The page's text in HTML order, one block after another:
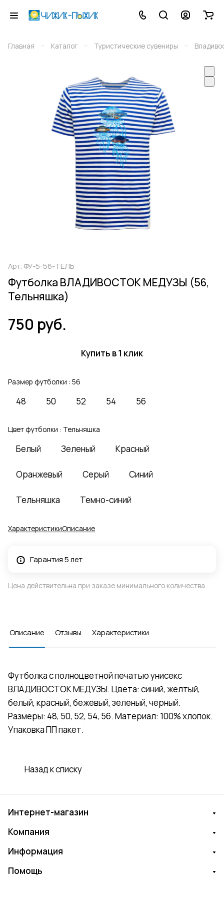
Главная – Каталог – Туристические сувениры –
Арт. ФУ-5-56-ТЕЛЬ
Футболка ВЛАДИВОСТОК МЕДУЗЫ (56,
Тельняшка)
750 руб.
Купить в 1 клик
Размер футболки : 56
48 50 52 54 56
Цвет футболки : Тельняшка
Белый Зеленый Красный
Оранжевый Серый Синий
Тельняшка Темно-синий
ХарактеристикиОписание
Гарантия 5 лет
Цена действительна при заказе минимального количества
Описание Отзывы Характеристики
Футболка с полноцветной печатью унисекс
ВЛАДИВОСТОК МЕДУЗЫ. Цвета: синий, желтый,
белый, красный, бежевый, зеленый, черный.
Размеры: 48, 50, 52, 54, 56. Материал: 100% хлопок.
Упаковка ПП пакет.
Назад к списку
Интернет-магазин
Компания
Информация
Помощь